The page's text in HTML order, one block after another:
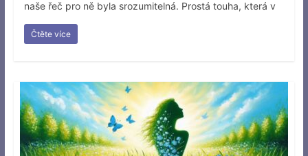
naše řeč pro ně byla srozumitelná. Prostá touha, která v
Čtěte více